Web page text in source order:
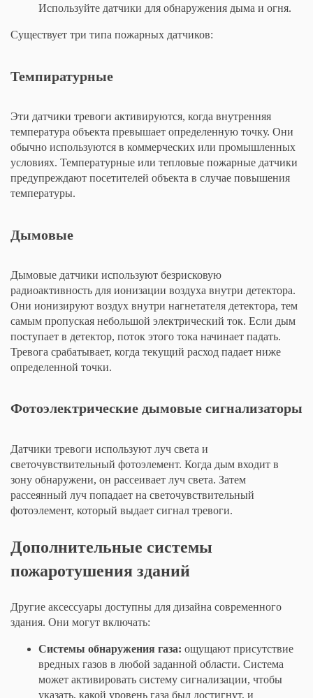
Используйте датчики для обнаружения дыма и огня.
Существует три типа пожарных датчиков:
Темпиратурные
Эти датчики тревоги активируются, когда внутренняя
температура объекта превышает определенную точку. Они
обычно используются в коммерческих или промышленных
условиях. Температурные или тепловые пожарные датчики
предупреждают посетителей объекта в случае повышения
температуры.
Дымовые
Дымовые датчики используют безрисковую
радиоактивность для ионизации воздуха внутри детектора.
Они ионизируют воздух внутри нагнетателя детектора, тем
самым пропуская небольшой электрический ток. Если дым
поступает в детектор, поток этого тока начинает падать.
Тревога срабатывает, когда текущий расход падает ниже
определенной точки.
Фотоэлектрические дымовые сигнализаторы
Датчики тревоги используют луч света и
светочувствительный фотоэлемент. Когда дым входит в
зону обнаружени, он рассеивает луч света. Затем
рассеянный луч попадает на светочувствительный
фотоэлемент, который выдает сигнал тревоги.
Дополнительные системы
пожаротушения зданий
Другие аксессуары доступны для дизайна современного
здания. Они могут включать:
Системы обнаружения газа: ощущают присутствие
вредных газов в любой заданной области. Система
может активировать систему сигнализации, чтобы
указать, какой уровень газа был достигнут, и